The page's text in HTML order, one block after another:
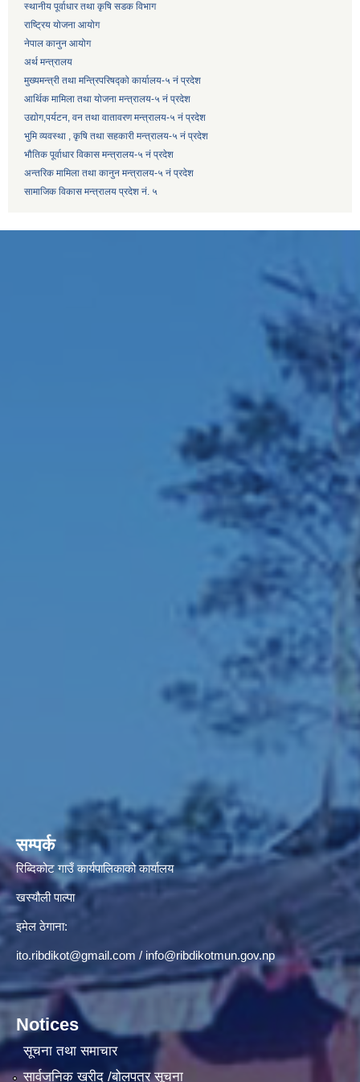
स्थानीय पूर्वाधार तथा कृषि सडक विभाग
राष्ट्रिय योजना आयोग
नेपाल कानुन आयोग
अर्थ मन्त्रालय
मुख्यमन्त्री तथा मन्त्रिपरिषद्को कार्यालय-५ नं प्रदेश
आर्थिक मामिला तथा योजना मन्त्रालय-५ नं प्रदेश
उद्याेग,पर्यटन, वन तथा वातावरण मन्त्रालय-५ नं प्रदेश
भुमि व्यवस्था , कृषि तथा सहकारी मन्त्रालय-५ नं प्रदेश
भौतिक पूर्वाधार विकास मन्त्रालय-५ नं प्रदेश
अन्तरिक मामिला तथा कानुन मन्त्रालय-५ नं प्रदेश
सामाजिक विकास मन्त्रालय प्रदेश नं. ५
सम्पर्क
रिब्दिकोट गाउँ कार्यपालिकाको कार्यालय
खस्यौली पाल्पा
इमेल ठेगाना:
ito.ribdikot@gmail.com / info@ribdikotmun.gov.np
Notices
सूचना तथा समाचार
सार्वजनिक खरीद /बोलपत्र सूचना